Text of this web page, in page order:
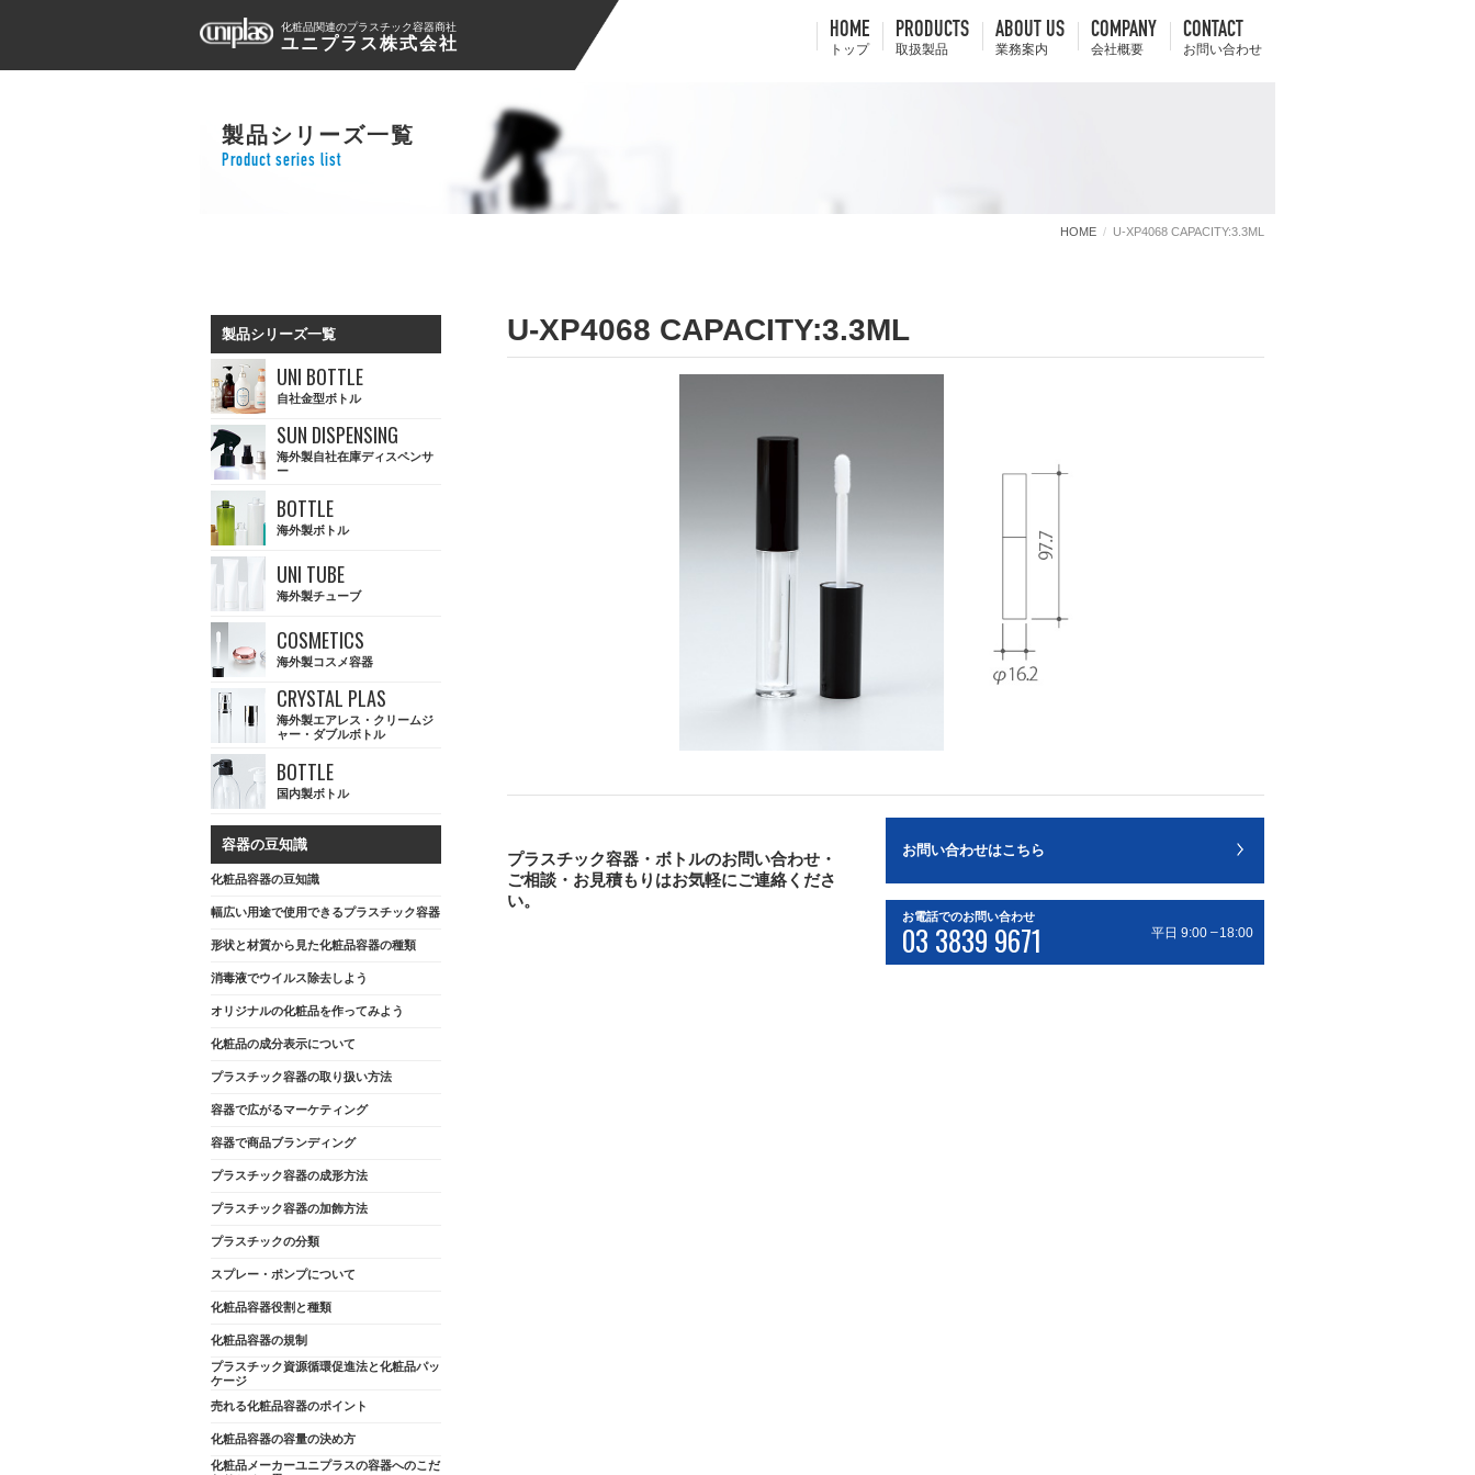
化粧品関連のプラスチック容器商社
ユニプラス株式会社
HOME
トップ
PRODUCTS
取扱製品
ABOUT US
業務案内
COMPANY
会社概要
CONTACT
お問い合わせ
製品シリーズ一覧
Product series list
HOME U-XP4068 CAPACITY:3.3ML
U-XP4068 CAPACITY:3.3ML
プラスチック容器・ボトルのお問い合わせ・
ご相談・お見積もりはお気軽にご連絡くださ
い。
お問い合わせはこちら
お電話でのお問い合わせ
03 3839 9671 平日 9:00 –18:00
製品シリーズ一覧
UNI BOTTLE
自社金型ボトル
SUN DISPENSING
海外製自社在庫ディスペンサ
ー
BOTTLE
海外製ボトル
UNI TUBE
海外製チューブ
COSMETICS
海外製コスメ容器
CRYSTAL PLAS
海外製エアレス・クリームジ
ャー・ダブルボトル
BOTTLE
国内製ボトル
容器の豆知識
化粧品容器の豆知識
幅広い用途で使用できるプラスチック容器
形状と材質から見た化粧品容器の種類
消毒液でウイルス除去しよう
オリジナルの化粧品を作ってみよう
化粧品の成分表示について
プラスチック容器の取り扱い方法
容器で広がるマーケティング
容器で商品ブランディング
プラスチック容器の成形方法
プラスチック容器の加飾方法
プラスチックの分類
スプレー・ポンプについて
化粧品容器役割と種類
化粧品容器の規制
プラスチック資源循環促進法と化粧品パッ
ケージ
売れる化粧品容器のポイント
化粧品容器の容量の決め方
化粧品メーカーユニプラスの容器へのこだ